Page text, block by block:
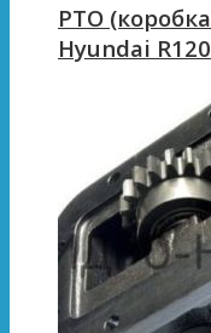
PTO
Hyundai